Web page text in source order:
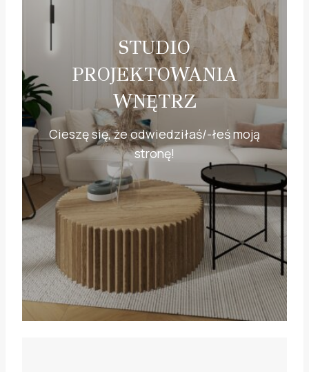
STUDIO
PROJEKTOWANIA
WNĘTRZ
Cieszę się, że odwiedziłaś/-łeś moją
stronę!